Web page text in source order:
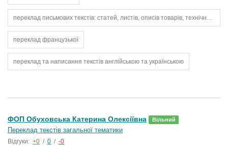
переклад письмових текстів: статей, листів, описів товарів, технічних інструкцій
переклад французької
переклад та написання текстів англійською та українською
ФОП Обуховська Катерина Олексіївна Вільний
Переклад текстів загальної тематики
Відгуки: +0 / 0 / -0